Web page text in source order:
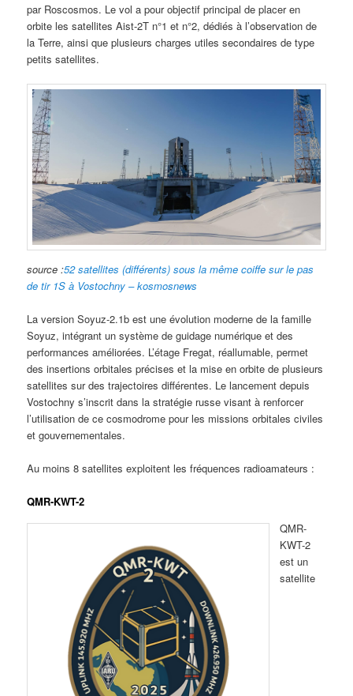
par Roscosmos. Le vol a pour objectif principal de placer en
orbite les satellites Aist-2T n°1 et n°2, dédiés à l’observation de
la Terre, ainsi que plusieurs charges utiles secondaires de type
petits satellites.
source :52 satellites (différents) sous la même coiffe sur le pas
de tir 1S à Vostochny – kosmosnews
La version Soyuz-2.1b est une évolution moderne de la famille
Soyuz, intégrant un système de guidage numérique et des
performances améliorées. L’étage Fregat, réallumable, permet
des insertions orbitales précises et la mise en orbite de plusieurs
satellites sur des trajectoires différentes. Le lancement depuis
Vostochny s’inscrit dans la stratégie russe visant à renforcer
l’utilisation de ce cosmodrome pour les missions orbitales civiles
et gouvernementales.
Au moins 8 satellites exploitent les fréquences radioamateurs :
QMR-KWT-2
QMR-
KWT-2
est un
satellite